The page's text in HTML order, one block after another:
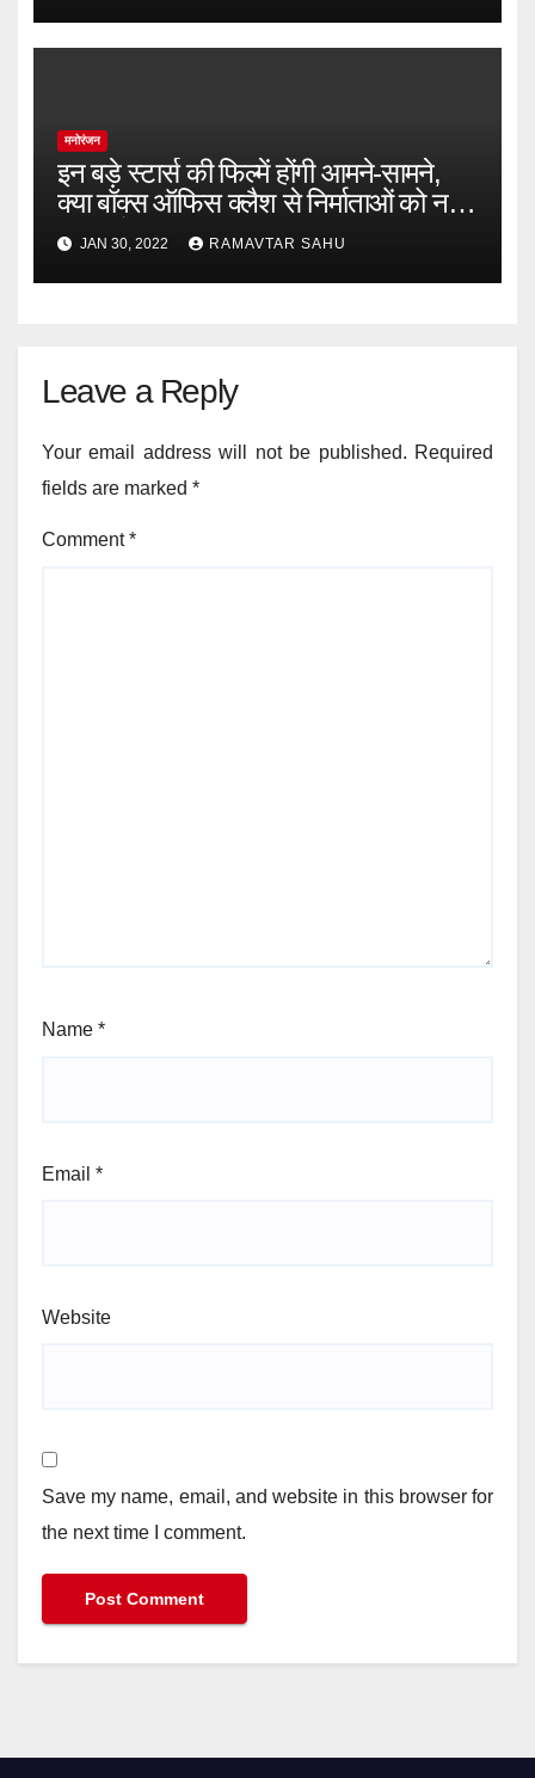
मनोरंजन
इन बड़े स्टार्स की फिल्में होंगी आमने-सामने,
क्या बॉक्स ऑफिस क्लैश से निर्माताओं को नहीं
लगता है डर?
JAN 30, 2022 RAMAVTAR SAHU
Leave a Reply
Your email address will not be published. Required
fields are marked *
Comment*
Name *
Email *
Website
Save my name, email, and website in this browser for
the next time I comment.